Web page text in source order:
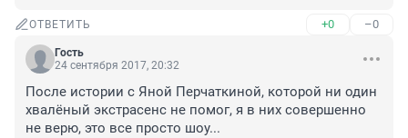
ОТВЕТИТЬ +0 –0
Гость
24 сентября 2017, 20:32
После истории с Яной Перчаткиной, которой ни один
хвалёный экстрасенс не помог, я в них совершенно
не верю, это все просто шоу...